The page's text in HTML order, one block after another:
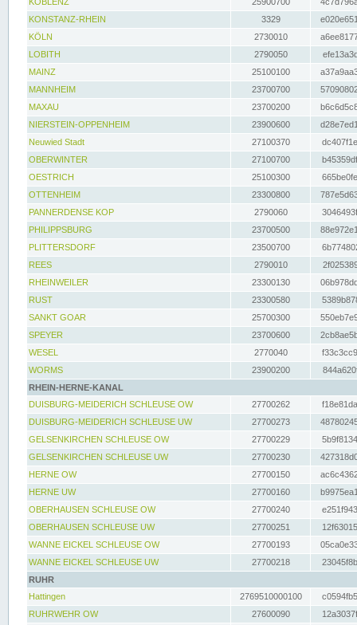
KONSTANZ-RHEIN
3329
KÖLN
2730010
LOBITH
2790050
MAINZ
25100100
MANNHEIM
23700700
MAXAU
23700200
NIERSTEIN-OPPENHEIM
23900600
Neuwied Stadt
27100370
OBERWINTER
27100700
OESTRICH
25100300
OTTENHEIM
23300800
PANNERDENSE KOP
2790060
PHILIPPSBURG
23700500
PLITTERSDORF
23500700
REES
2790010
RHEINWEILER
23300130
RUST
23300580
SANKT GOAR
25700300
SPEYER
23700600
WESEL
2770040
WORMS
23900200
RHEIN-HERNE-KANAL
DUISBURG-MEIDERICH SCHLEUSE OW
27700262
DUISBURG-MEIDERICH SCHLEUSE UW
27700273
GELSENKIRCHEN SCHLEUSE OW
27700229
GELSENKIRCHEN SCHLEUSE UW
27700230
HERNE OW
27700150
HERNE UW
27700160
OBERHAUSEN SCHLEUSE OW
27700240
OBERHAUSEN SCHLEUSE UW
27700251
WANNE EICKEL SCHLEUSE OW
27700193
WANNE EICKEL SCHLEUSE UW
27700218
RUHR
Hattingen
2769510000100
RUHRWEHR OW
27600090